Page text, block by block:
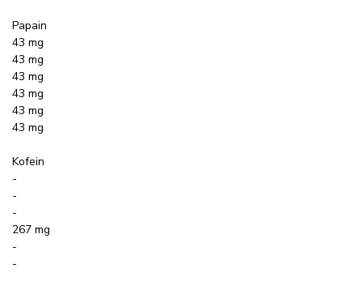
Papain
43 mg
43 mg
43 mg
43 mg
43 mg
43 mg
Kofein
-
-
-
267 mg
-
-